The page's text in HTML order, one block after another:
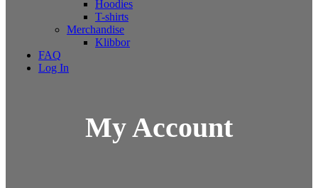
Hoodies
T-shirts
Merchandise
Klibbor
FAQ
Log In
My Account